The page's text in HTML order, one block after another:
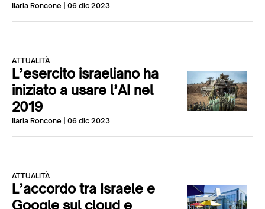
Ilaria Roncone | 06 dic 2023
ATTUALITÀ
L’esercito israeliano ha
iniziato a usare l’AI nel
2019
Ilaria Roncone | 06 dic 2023
ATTUALITÀ
L’accordo tra Israele e
Google sul cloud e